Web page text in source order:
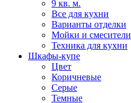
9 кв. м.
Все для кухни
Варианты отделки
Мойки и смесители
Техника для кухни
Шкафы-купе
Цвет
Коричневые
Серые
Темные